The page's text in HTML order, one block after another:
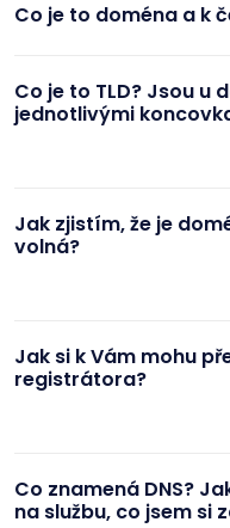
Co je to doména a k
Co je to TLD? Jsou u
jednotlivými
Jak zjistím, že je
volná?
Jak si k Vám mohu
registrátora?
Co znamená DNS?
na službu, co jsem si